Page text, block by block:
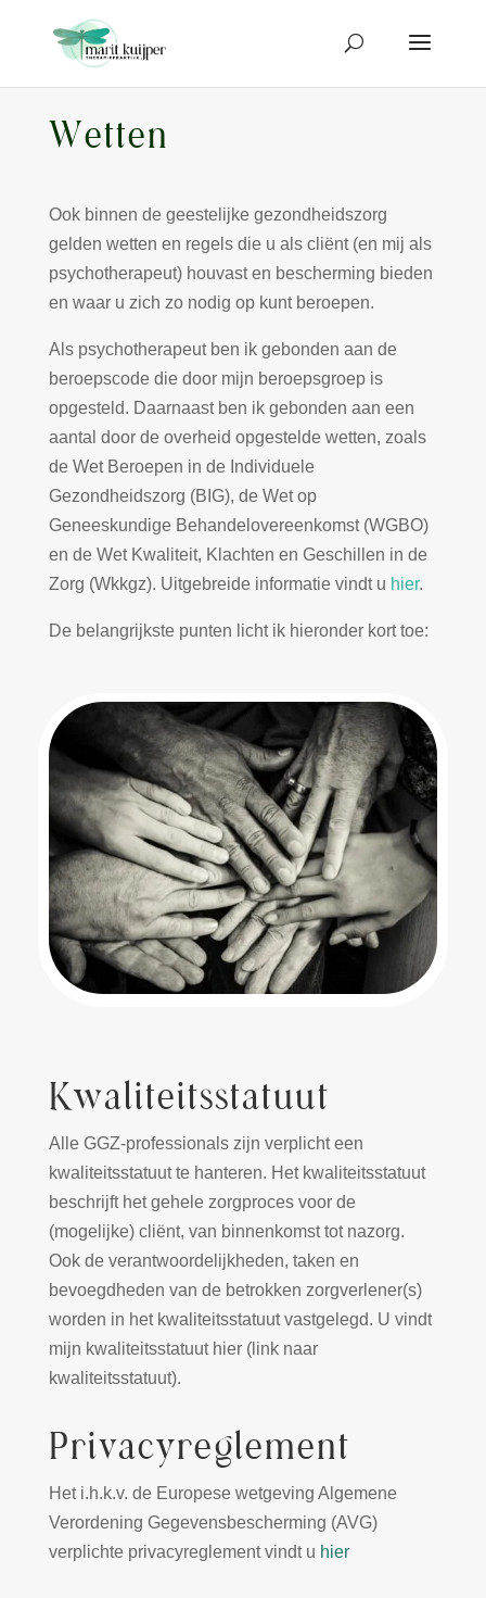
Wetten
Ook binnen de geestelijke gezondheidszorg
gelden wetten en regels die u als cliënt (en mij als
psychotherapeut) houvast en bescherming bieden
en waar u zich zo nodig op kunt beroepen.
Als psychotherapeut ben ik gebonden aan de
beroepscode die door mijn beroepsgroep is
opgesteld. Daarnaast ben ik gebonden aan een
aantal door de overheid opgestelde wetten, zoals
de Wet Beroepen in de Individuele
Gezondheidszorg (BIG), de Wet op
Geneeskundige Behandelovereenkomst (WGBO)
en de Wet Kwaliteit, Klachten en Geschillen in de
Zorg (Wkkgz). Uitgebreide informatie vindt u hier.
De belangrijkste punten licht ik hieronder kort toe:
Kwaliteitsstatuut
Alle GGZ-professionals zijn verplicht een
kwaliteitsstatuut te hanteren. Het kwaliteitsstatuut
beschrijft het gehele zorgproces voor de
(mogelijke) cliënt, van binnenkomst tot nazorg.
Ook de verantwoordelijkheden, taken en
bevoegdheden van de betrokken zorgverlener(s)
worden in het kwaliteitsstatuut vastgelegd. U vindt
mijn kwaliteitsstatuut hier (link naar
kwaliteitsstatuut).
Privacyreglement
Het i.h.k.v. de Europese wetgeving Algemene
Verordening Gegevensbescherming (AVG)
verplichte privacyreglement vindt u hier